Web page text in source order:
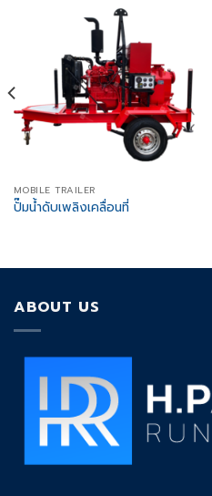
MOBILE TRAILER
ปั๊มน้ำดับเพลิงเคลื่อนที่
ABOUT US